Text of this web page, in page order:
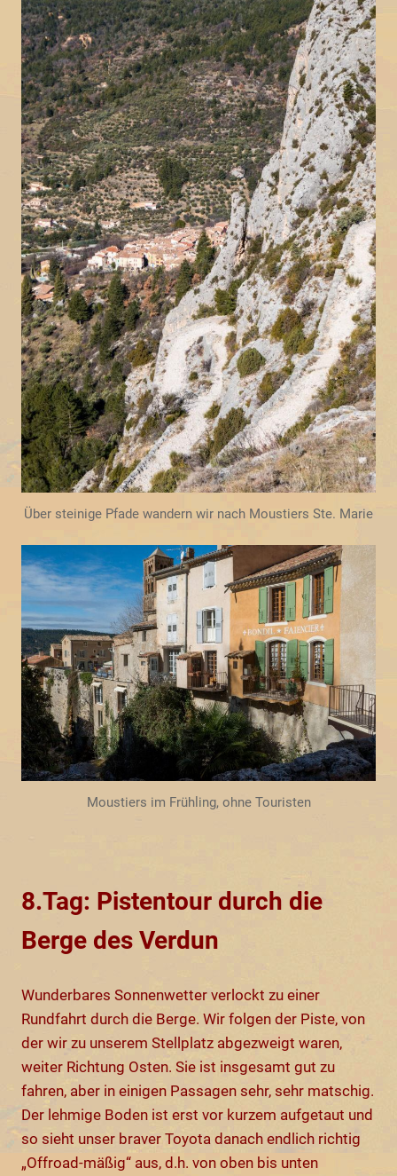
Über steinige Pfade wandern wir nach Moustiers Ste. Marie
Moustiers im Frühling, ohne Touristen
8.Tag: Pistentour durch die
Berge des Verdun
Wunderbares Sonnenwetter verlockt zu einer
Rundfahrt durch die Berge. Wir folgen der Piste, von
der wir zu unserem Stellplatz abgezweigt waren,
weiter Richtung Osten. Sie ist insgesamt gut zu
fahren, aber in einigen Passagen sehr, sehr matschig.
Der lehmige Boden ist erst vor kurzem aufgetaut und
so sieht unser braver Toyota danach endlich richtig
„Offroad-mäßig“ aus, d.h. von oben bis unten